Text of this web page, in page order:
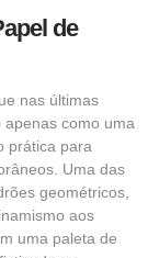
de
nas últimas
como uma
prática para
Uma das
geométricos,
aos
uma paleta de